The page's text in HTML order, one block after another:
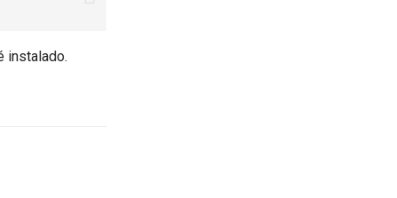
instalado.